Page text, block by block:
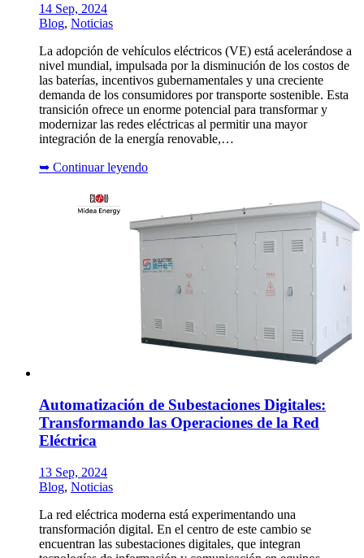
14 Sep, 2024
Blog, Noticias
La adopción de vehículos eléctricos (VE) está acelerándose a
nivel mundial, impulsada por la disminución de los costos de
las baterías, incentivos gubernamentales y una creciente
demanda de los consumidores por transporte sostenible. Esta
transición ofrece un enorme potencial para transformar y
modernizar las redes eléctricas al permitir una mayor
integración de la energía renovable,…
➥ Continuar leyendo
Automatización de Subestaciones Digitales:
Transformando las Operaciones de la Red
Eléctrica
13 Sep, 2024
Blog, Noticias
La red eléctrica moderna está experimentando una
transformación digital. En el centro de este cambio se
encuentran las subestaciones digitales, que integran